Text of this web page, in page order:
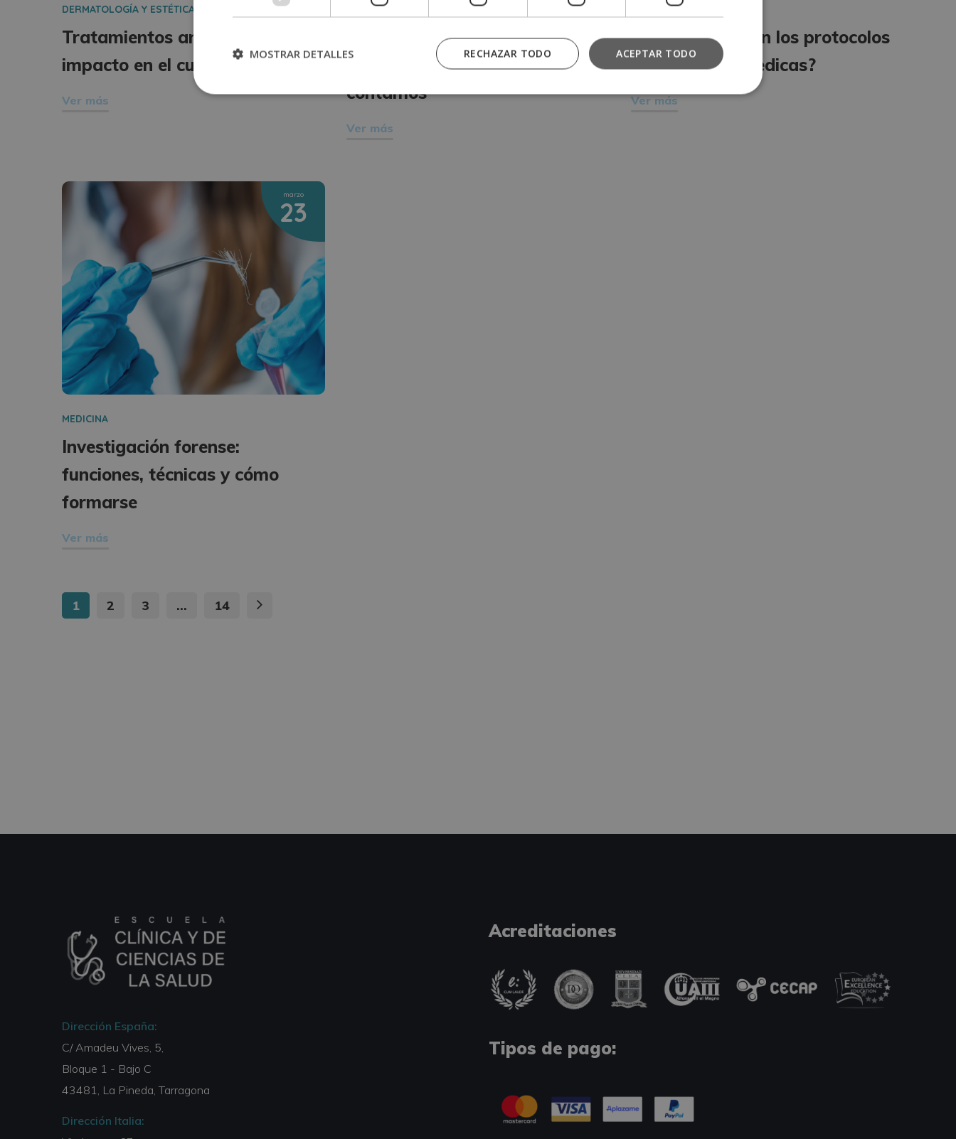
DERMATOLOGÍA Y ESTÉTICA
Tratamientos antiaging y su
impacto en el cuidado facial
Ver más
VETERINARIA
¿Vale la pena estudiar
asistencia veterinaria? Te lo
contamos
Ver más
ENFERMERÍA
¿Cómo funcionan los protocolos
de urgencias medicas?
Ver más
marzo
23
MEDICINA
Investigación forense:
funciones, técnicas y cómo
formarse
Ver más
1 2 3 … 14
Dirección España:
C/ Amadeu Vives, 5,
Bloque 1 - Bajo C
43481, La Pineda, Tarragona
Dirección Italia:
Acreditaciones
Tipos de pago:
ACEPTAR TODO
RECHAZAR TODO
MOSTRAR DETALLES